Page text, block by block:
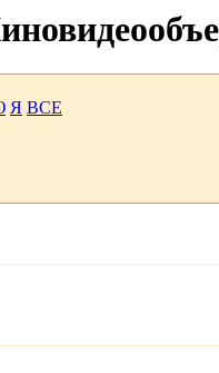
Я ВСЕ